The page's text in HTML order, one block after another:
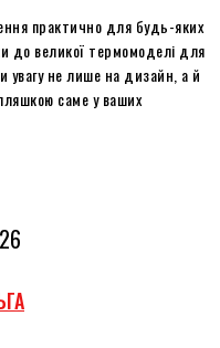
практично для будь-яких
до великої термомоделі для
увагу не лише на дизайн, а й
саме у ваших